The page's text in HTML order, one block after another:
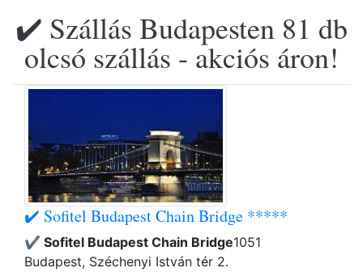
✔️ Szállás Budapesten 81 db
olcsó szállás - akciós áron!
✔️ Sofitel Budapest Chain Bridge *****
✔️ Sofitel Budapest Chain Bridge1051
Budapest, Széchenyi István tér 2.